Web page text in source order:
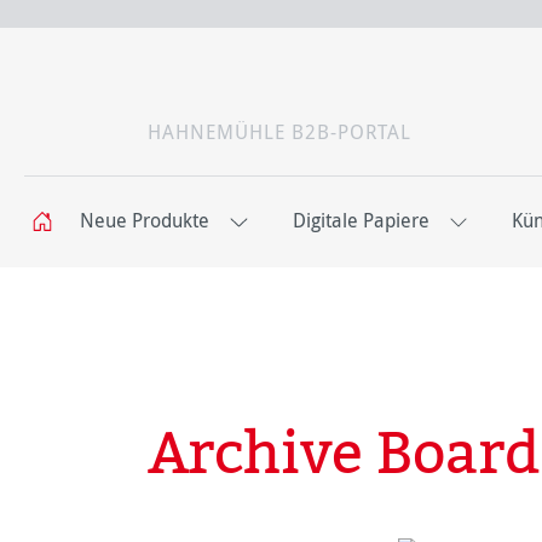
HAHNEMÜHLE B2B-PORTAL
Neue Produkte Digitale Papiere
Archive Board